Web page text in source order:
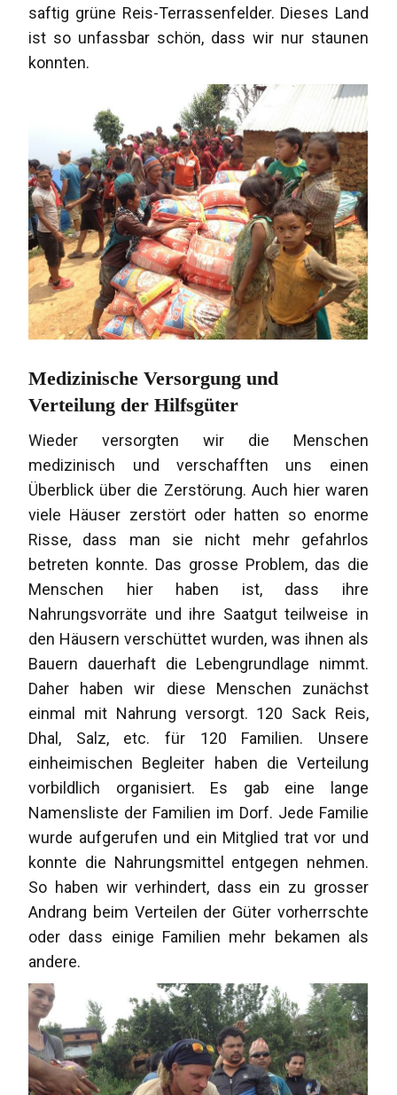
saftig grüne Reis-Terrassenfelder. Dieses Land
ist so unfassbar schön, dass wir nur staunen
konnten.
Medizinische Versorgung und
Verteilung der Hilfsgüter
Wieder versorgten wir die Menschen
medizinisch und verschafften uns einen
Überblick über die Zerstörung. Auch hier waren
viele Häuser zerstört oder hatten so enorme
Risse, dass man sie nicht mehr gefahrlos
betreten konnte. Das grosse Problem, das die
Menschen hier haben ist, dass ihre
Nahrungsvorräte und ihre Saatgut teilweise in
den Häusern verschüttet wurden, was ihnen als
Bauern dauerhaft die Lebengrundlage nimmt.
Daher haben wir diese Menschen zunächst
einmal mit Nahrung versorgt. 120 Sack Reis,
Dhal, Salz, etc. für 120 Familien. Unsere
einheimischen Begleiter haben die Verteilung
vorbildlich organisiert. Es gab eine lange
Namensliste der Familien im Dorf. Jede Familie
wurde aufgerufen und ein Mitglied trat vor und
konnte die Nahrungsmittel entgegen nehmen.
So haben wir verhindert, dass ein zu grosser
Andrang beim Verteilen der Güter vorherrschte
oder dass einige Familien mehr bekamen als
andere.